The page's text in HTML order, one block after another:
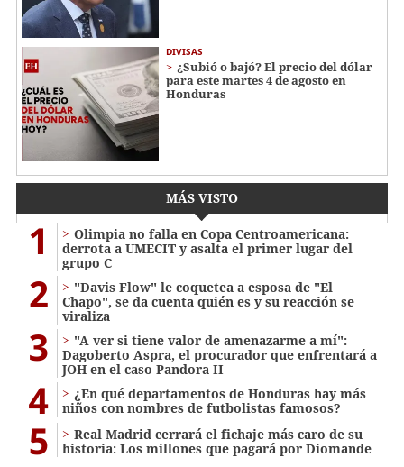
DIVISAS
¿Subió o bajó? El precio del dólar
para este martes 4 de agosto en
Honduras
MÁS VISTO
1
Olimpia no falla en Copa Centroamericana:
derrota a UMECIT y asalta el primer lugar del
grupo C
2
"Davis Flow" le coquetea a esposa de "El
Chapo", se da cuenta quién es y su reacción se
viraliza
3
"A ver si tiene valor de amenazarme a mí":
Dagoberto Aspra, el procurador que enfrentará a
JOH en el caso Pandora II
4
¿En qué departamentos de Honduras hay más
niños con nombres de futbolistas famosos?
5
Real Madrid cerrará el fichaje más caro de su
historia: Los millones que pagará por Diomande